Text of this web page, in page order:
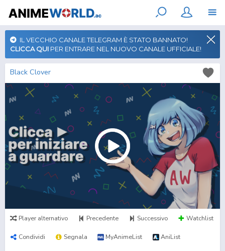
IL VECCHIO CANALE TELEGRAM È STATO BANNATO!
CLICCA QUI PER ENTRARE NEL NUOVO CANALE UFFICIALE!
Black Clover
Player alternativo Precedente Successivo Watchlist
Condividi Segnala MyAnimeList AniList